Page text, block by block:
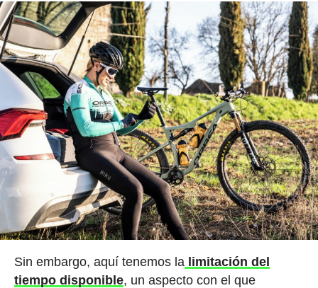
Sin embargo, aquí tenemos la limitación del
tiempo disponible, un aspecto con el que